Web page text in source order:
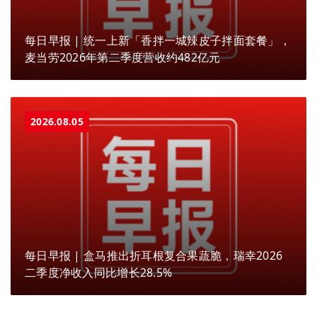
每日早报 | 统一上新「香拌一城辣皮子拌面套餐」，
麦当劳2026年第二季度营收约482亿元
2026.08.05
每日早报 | 盒马推出折耳根复合果蔬脆，瑞幸2026
二季度净收入同比增长28.5%